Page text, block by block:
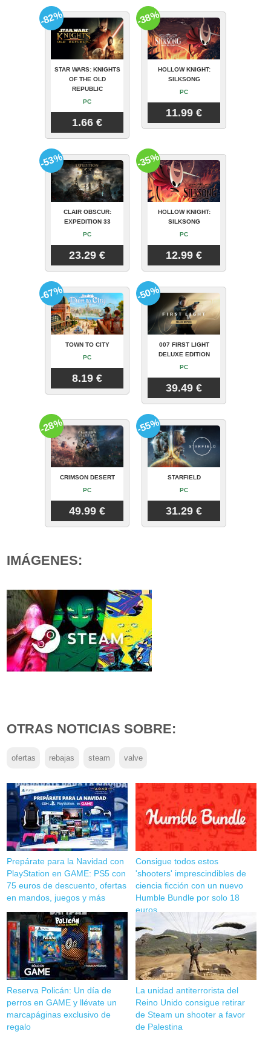
STAR WARS: KNIGHTS
OF THE OLD
REPUBLIC
PC
1.66 €
-82%
HOLLOW KNIGHT:
SILKSONG
PC
11.99 €
-38%
CLAIR OBSCUR:
EXPEDITION 33
PC
23.29 €
-53%
HOLLOW KNIGHT:
SILKSONG
PC
12.99 €
-35%
TOWN TO CITY
PC
8.19 €
-67%
007 FIRST LIGHT
DELUXE EDITION
PC
39.49 €
-50%
CRIMSON DESERT
PC
49.99 €
-28%
STARFIELD
PC
31.29 €
-55%
IMÁGENES:
OTRAS NOTICIAS SOBRE:
ofertas rebajas steam valve
Prepárate para la Navidad con
PlayStation en GAME: PS5 con
75 euros de descuento, ofertas
en mandos, juegos y más
Consigue todos estos
'shooters' imprescindibles de
ciencia ficción con un nuevo
Humble Bundle por solo 18
euros
Reserva Policán: Un día de
perros en GAME y llévate un
marcapáginas exclusivo de
regalo
La unidad antiterrorista del
Reino Unido consigue retirar
de Steam un shooter a favor
de Palestina